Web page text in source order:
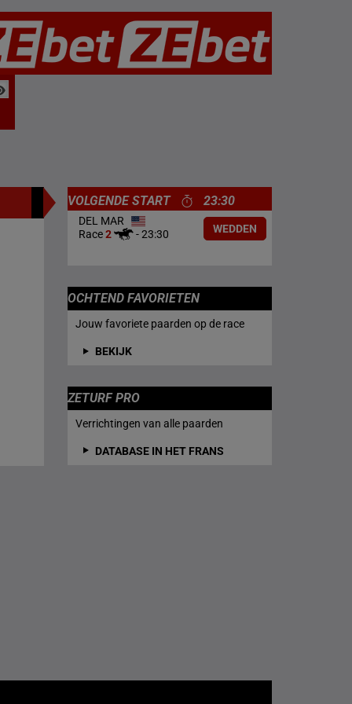
VOLGENDE START 23:30
DEL MAR
Race2 -23:30 WEDDEN
OCHTEND FAVORIETEN
Jouw favoriete paarden op de race
BEKIJK
ZETURF PRO
Verrichtingen van alle paarden
DATABASE IN HET FRANS